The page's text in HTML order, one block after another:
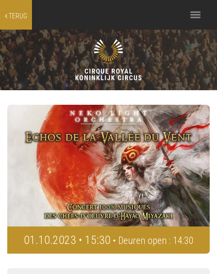
TERUG
Toggle
navigation
01.10.2023 • 15:30 • Deuren open : 14:30